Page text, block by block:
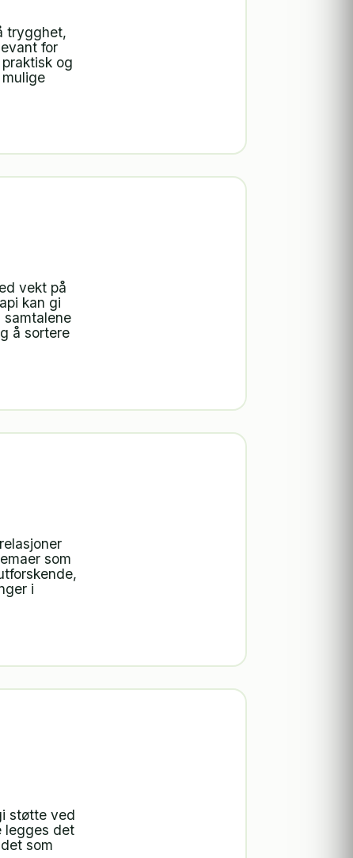
trygghet,
for
og
vekt på
kan gi
å sortere
som
i
støtte ved
legges det
som